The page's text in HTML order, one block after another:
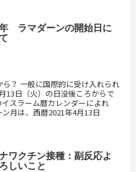
ラマダーンの開始日に
？ 一般に国際的に受け入れられ
13日（火）の日没後ころからで
スラーム暦カレンダーによれ
月は、西暦2021年4月13日
ワクチン接種：副反応よ
しいこと